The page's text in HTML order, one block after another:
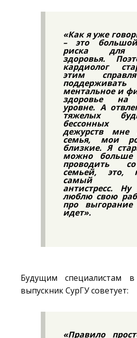
«Как я уже
– это
риска для
здоровья.
кардиолог
этим
ментальное и
здоровье на
уровне. А
тяжелых
бессонных
дежурств мне
семья, мои
близкие. Я
можно больше
проводить
семьей, это,
самый
антистресс.
люблю свою
про
идет».
Будущим специалистам
выпускник СурГУ советует:
«Правило